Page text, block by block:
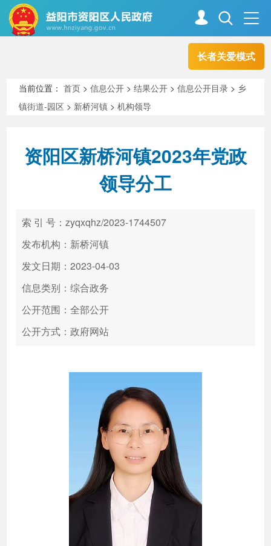
长者关爱模式
走进资阳
新闻中心 解读回应
政务服务
高效办成一件事
当前位置：首页 >信息公开 >结果公开 >信息公开目录 > 乡
镇街道-园区 > 新桥河镇 >机构领导
资阳区新桥河镇2023年党政
领导分工
索 引 号：zyqxqhz/2023-1744507
发布机构：新桥河镇
发文日期：2023-04-03
信息类别：综合政务
公开范围：全部公开
公开方式：政府网站